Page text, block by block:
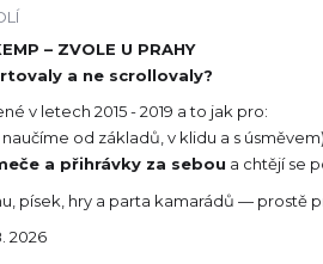
– ZVOLE U PRAHY
a ne scrollovaly?
v letech 2015 - 2019 a to jak pro:
od základů, v klidu a s úsměvem)
a přihrávky za sebou a chtějí se
písek, hry a parta kamarádů — prostě
2026